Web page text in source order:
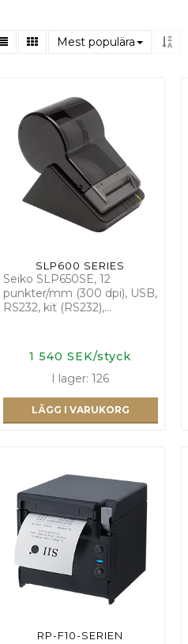
Mest populära
SLP600 SERIES
Seiko SLP650SE, 12
punkter/mm (300 dpi), USB,
RS232, kit (RS232),…
1 540 SEK/styck
I lager: 126
LÄGG I VARUKORG
RP-F10-SERIEN